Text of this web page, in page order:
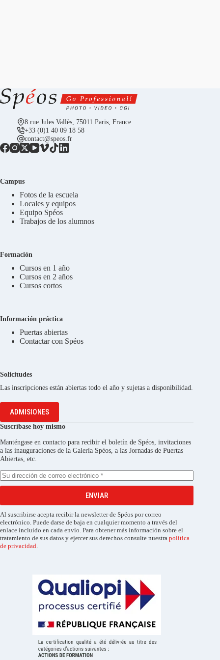
8 rue Jules Vallès, 75011 Paris, France
+33 (0)1 40 09 18 58
contact@speos.fr
Campus
Fotos de la escuela
Locales y equipos
Equipo Spéos
Trabajos de los alumnos
Formación
Cursos en 1 año
Cursos en 2 años
Cursos cortos
Información práctica
Puertas abiertas
Contactar con Spéos
Solicitudes
Las inscripciones están abiertas todo el año y sujetas a disponibilidad.
ADMISIONES
Suscríbase hoy mismo
Manténgase en contacto para recibir el boletín de Spéos, invitaciones
a las inauguraciones de la Galería Spéos, a las Jornadas de Puertas
Abiertas, etc.
ENVIAR
Al suscribirse acepta recibir la newsletter de Spéos por correo
electrónico. Puede darse de baja en cualquier momento a través del
enlace incluido en cada envío. Para obtener más información sobre el
tratamiento de sus datos y ejercer sus derechos consulte nuestra política
de privacidad.